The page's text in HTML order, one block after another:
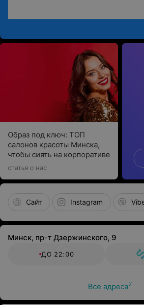
могут помочь мужчинам выглядеть
уверенно.
Образ под ключ: ТОП
салонов красоты Минска,
чтобы сиять на корпоративе
статья о нас
Сайт Instagram
Минск, пр-т Дзержинского, 9
ДО 22:00
Все адреса2